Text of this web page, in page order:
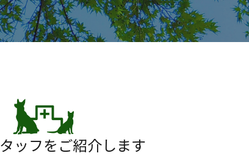
ッフをご紹介します